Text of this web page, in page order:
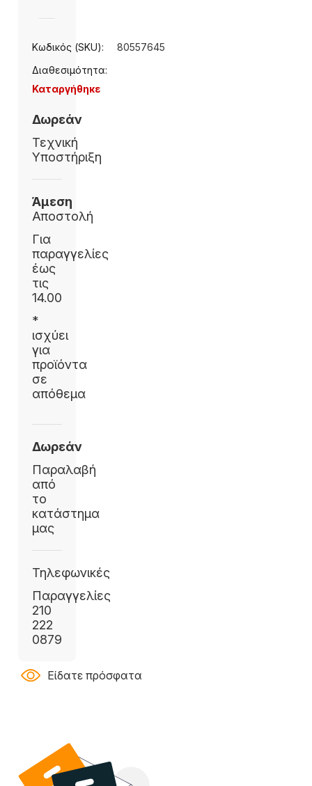
Κωδικός (SKU):
80557645
Διαθεσιμότητα:
Καταργήθηκε
Δωρεάν
Τεχνική
Υποστήριξη
Άμεση
Αποστολή
Για
παραγγελίες
έως
τις
14.00
*
ισχύει
για
προϊόντα
σε
απόθεμα
Δωρεάν
Παραλαβή
από
το
κατάστημα
μας
Τηλεφωνικές
Παραγγελίες
210
222
0879
Είδατε πρόσφατα